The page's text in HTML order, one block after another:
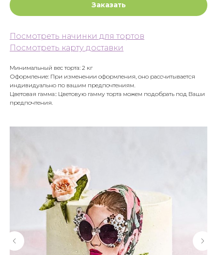
Заказать
Посмотреть начинки для тортов
Посмотреть карту доставки
Минимальный вес торта: 2 кг
Оформление: При изменении оформления, оно рассчитывается
индивидуально по вашим предпочтениям.
Цветовая гамма:: Цветовую гамму торта можем подобрать под Ваши
предпочтения.